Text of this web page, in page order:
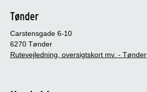
Tønder
Carstensgade 6-10
6270 Tønder
Rutevejledning, oversigtskort mv. - Tønder